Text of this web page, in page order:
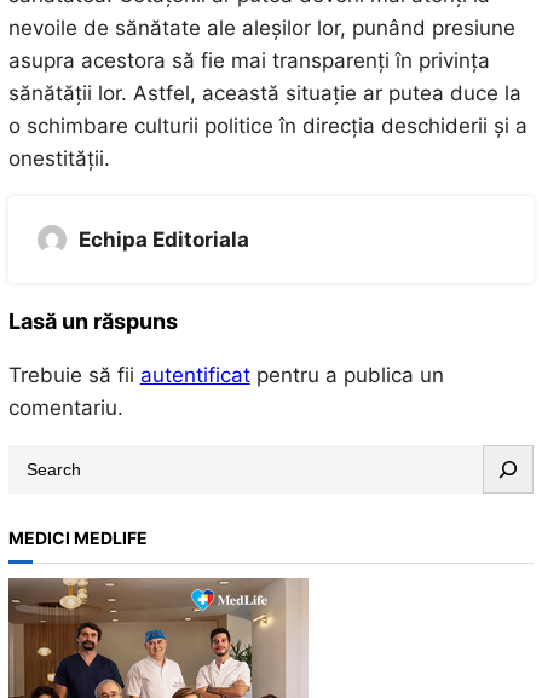
nevoile de sănătate ale aleșilor lor, punând presiune
asupra acestora să fie mai transparenți în privința
sănătății lor. Astfel, această situație ar putea duce la
o schimbare culturii politice în direcția deschiderii și a
onestității.
Echipa Editoriala
Lasă un răspuns
Trebuie să fii autentificatpentru a publica un
comentariu.
r
c
h
MEDICI MEDLIFE